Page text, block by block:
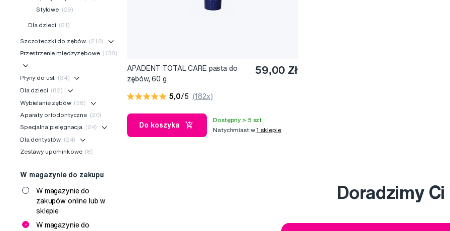
Stylowe (29)
Dla dzieci (21)
Szczoteczki do zębów (212)
Przestrzenie międzyzębowe (130)
Płyny do ust (34)
Dla dzieci (82)
Wybielanie zębów (58)
Aparaty ortodontyczne (20)
Specjalna pielęgnacja (24)
Dla dentystów (24)
Zestawy upominkowe (8)
W magazynie do zakupu
W magazynie do
zakupów online lub w
sklepie
W magazynie do
APADENT TOTAL CARE pasta do
zębów, 60 g
59,00 Zł
5,0/5 (182x)
Do koszyka
Dostępny > 5 szt
Natychmiast w1 sklepie
Doradzimy Ci